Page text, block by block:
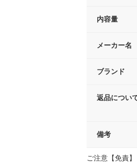
内容量
メーカー名
ブランド
返品につい
備考
ご注意【免責】